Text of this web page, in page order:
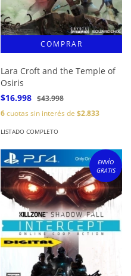
Lara Croft and the Temple of
Osiris
$16.998 $43.998
6cuotas sin interés de $2.833
LISTADO COMPLETO
ENVÍO
GRATIS